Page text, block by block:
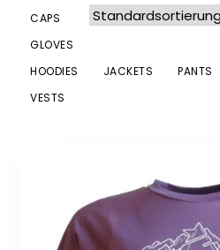
CAPS
GLOVES
HOODIES
JACKETS PANTS
VESTS